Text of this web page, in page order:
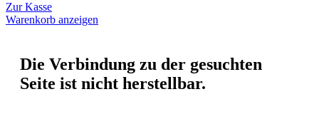
Zur Kasse
Warenkorb anzeigen
Die Verbindung zu der gesuchten
Seite ist nicht herstellbar.